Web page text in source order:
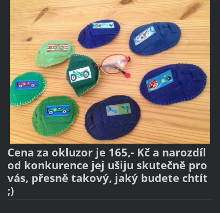
Cena za okluzor je 165,- Kč a narozdíl
od konkurence jej ušiju skutečně pro
vás, přesně takový, jaký budete chtít
;)